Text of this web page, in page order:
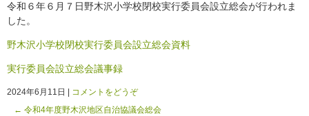
令和６年６月７日野木沢小学校閉校実行委員会設立総会が行われま
した。
野木沢小学校閉校実行委員会設立総会資料
実行委員会設立総会議事録
2024年6月11日
コメントをどうぞ
← 令和4年度野木沢地区自治協議会総会